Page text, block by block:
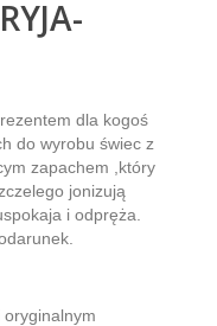
dla kogoś
do wyrobu świec z
zapachem ,który
jonizują
i odpręża.
oryginalnym